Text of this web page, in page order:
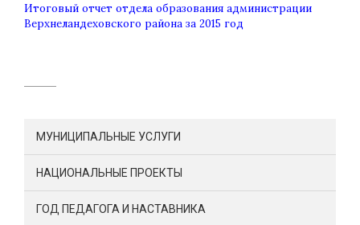
Итоговый отчет отдела образования администрации
Верхнеландеховского района за 2015 год
МУНИЦИПАЛЬНЫЕ УСЛУГИ
НАЦИОНАЛЬНЫЕ ПРОЕКТЫ
ГОД ПЕДАГОГА И НАСТАВНИКА